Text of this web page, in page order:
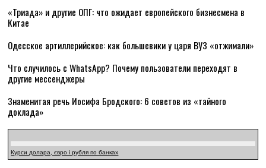
«Триада» и другие ОПГ: что ожидает европейского бизнесмена в
Китае
Одесское артиллерийское: как большевики у царя ВУЗ «отжимали»
Что случилось с WhatsApp? Почему пользователи переходят в
другие мессенджеры
Знаменитая речь Иосифа Бродского: 6 советов из «тайного
доклада»
Курси долара, євро і рубля по банках